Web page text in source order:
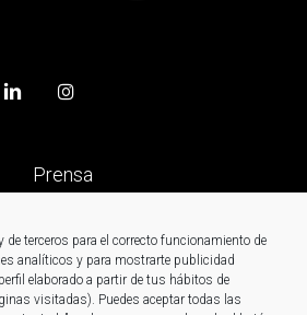
terceros para el correcto funcionamiento de
analíticos y para mostrarte publicidad
elaborado a partir de tus hábitos de
visitadas). Puedes aceptar todas las
Prensa
en Fagor
Noticias